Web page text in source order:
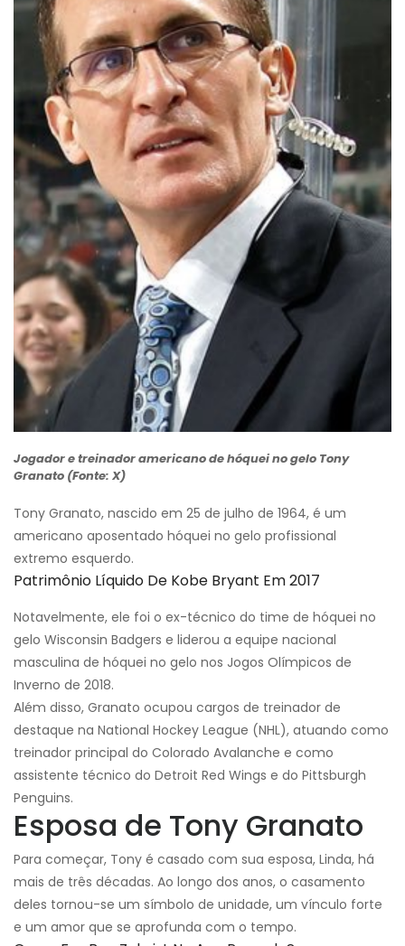
Jogador e treinador americano de hóquei no gelo Tony
Granato (Fonte: X)
Tony Granato, nascido em 25 de julho de 1964, é um
americano aposentado hóquei no gelo profissional
extremo esquerdo.
Patrimônio Líquido De Kobe Bryant Em 2017
Notavelmente, ele foi o ex-técnico do time de hóquei no
gelo Wisconsin Badgers e liderou a equipe nacional
masculina de hóquei no gelo nos Jogos Olímpicos de
Inverno de 2018.
Além disso, Granato ocupou cargos de treinador de
destaque na National Hockey League (NHL), atuando como
treinador principal do Colorado Avalanche e como
assistente técnico do Detroit Red Wings e do Pittsburgh
Penguins.
Esposa de Tony Granato
Para começar, Tony é casado com sua esposa, Linda, há
mais de três décadas. Ao longo dos anos, o casamento
deles tornou-se um símbolo de unidade, um vínculo forte
e um amor que se aprofunda com o tempo.